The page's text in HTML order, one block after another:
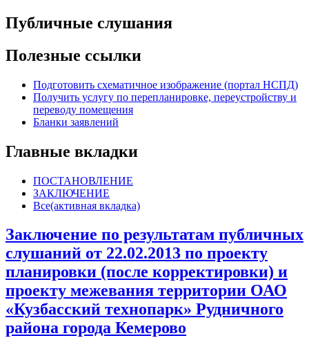
Публичные слушания
Полезные ссылки
Подготовить схематичное изображение (портал НСПД)
Получить услугу по перепланировке, переустройству и
переводу помещения
Бланки заявлений
Главные вкладки
ПОСТАНОВЛЕНИЕ
ЗАКЛЮЧЕНИЕ
Все(активная вкладка)
Заключение по результатам публичных
слушаний от 22.02.2013 по проекту
планировки (после корректировки) и
проекту межевания территории ОАО
«Кузбасский технопарк» Рудничного
района города Кемерово